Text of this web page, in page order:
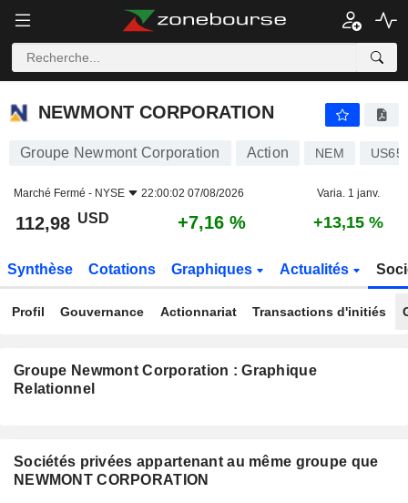
NEWMONT CORPORATION
NEWMONT CORPORATION
Groupe Newmont Corporation Action NEM
Marché Fermé - NYSE 22:00:02 07/08/2026 Varia. 1 janv.
112,98 USD +7,16 % +13,15 %
Synthèse Cotations Graphiques Actualités
Profil Gouvernance Actionnariat Transactions d'initiés
Groupe Newmont Corporation : Graphique
Relationnel
Sociétés privées appartenant au même groupe que
NEWMONT CORPORATION